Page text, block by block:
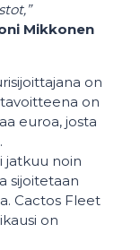
Mikkonen
on
on
euroa, josta
jatkuu noin
sijoitetaan
Cactos Fleet
on